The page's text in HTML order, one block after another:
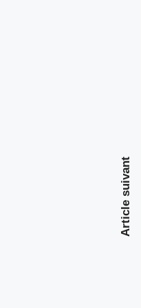
Article suivant